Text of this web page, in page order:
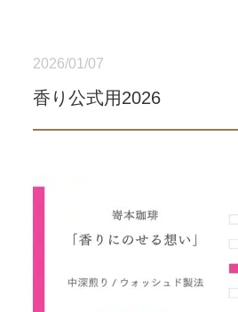
2026/01/07
香り公式用2026